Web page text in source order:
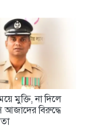
মুক্তি, না দিলে
আজাদের বিরুদ্ধে